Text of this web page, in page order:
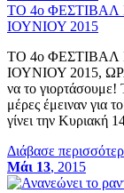
ΤΟ 4ο ΦΕΣΤΙΒΑΛ
ΙΟΥΝΙΟΥ 2015
ΤΟ 4ο ΦΕΣΤΙΒΑΛ
ΙΟΥΝΙΟΥ 2015,
να το γιορτάσουμε!
μέρες έμειναν για
γίνει την Κυριακή
Διάβασε
Μάι 13, 2015